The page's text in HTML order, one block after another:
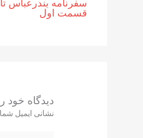
سفرنامه بندرعباس
قسمت اول
دیدگاه‌ خود
نشانی ایمیل